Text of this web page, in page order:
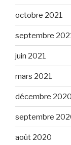
octobre 2021
septembre
juin 2021
mars 2021
décembre 2020
septembre
août 2020